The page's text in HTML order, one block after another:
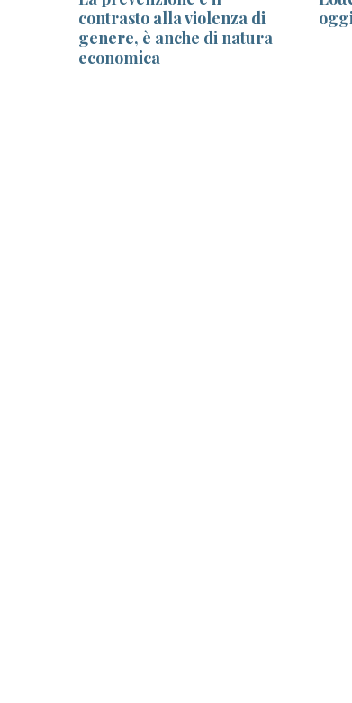
contrasto alla violenza di
genere, è anche di natura
economica